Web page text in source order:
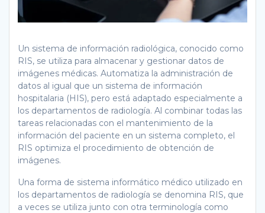
Un sistema de información radiológica, conocido como
RIS, se utiliza para almacenar y gestionar datos de
imágenes médicas. Automatiza la administración de
datos al igual que un sistema de información
hospitalaria (HIS), pero está adaptado especialmente a
los departamentos de radiología. Al combinar todas las
tareas relacionadas con el mantenimiento de la
información del paciente en un sistema completo, el
RIS optimiza el procedimiento de obtención de
imágenes.
Una forma de sistema informático médico utilizado en
los departamentos de radiología se denomina RIS, que
a veces se utiliza junto con otra terminología como